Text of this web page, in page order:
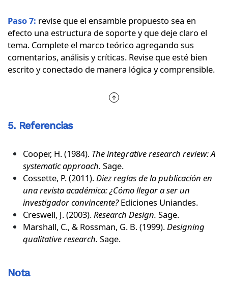
Paso 7: revise que el ensamble propuesto sea en
efecto una estructura de soporte y que deje claro el
tema. Complete el marco teórico agregando sus
comentarios, análisis y críticas. Revise que esté bien
escrito y conectado de manera lógica y comprensible.
5. Referencias
Cooper, H. (1984). The integrative research review: A
systematic approach. Sage.
Cossette, P. (2011).Diez reglas de la publicación en
una revista académica: ¿Cómo llegar a ser un
investigador convincente?Ediciones Uniandes.
Creswell, J. (2003).Research Design. Sage.
Marshall, C., & Rossman, G. B. (1999).Designing
qualitative research. Sage.
Nota